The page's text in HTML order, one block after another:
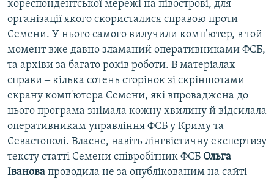
кореспондентської мережі на півострові, для
організації якого скористалися справою проти
Семени. У нього самого вилучили комп'ютер, в той
момент вже давно зламаний оперативниками ФСБ,
та архіви за багато років роботи. В матеріалах
справи ‒ кілька сотень сторінок зі скріншотами
екрану комп'ютера Семени, які впроваджена до
цього програма знімала кожну хвилину й відсилала
оперативникам управління ФСБ у Криму та
Севастополі. Власне, навіть лінгвістичну експертизу
тексту статті Семени співробітник ФСБ Ольга
Іванова проводила не за опублікованим на сайті